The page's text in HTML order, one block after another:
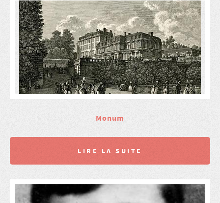
Monum
LIRE LA SUITE